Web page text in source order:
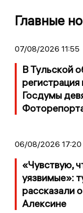
Главные
07/08/2026 11:55
В Тульской
Госдумы
06/08/2026 17:20
«Чувствую,
уязвимые»:
рассказали
Алексине